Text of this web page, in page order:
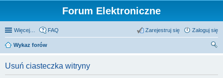
Forum Elektroniczne
Więcej… FAQ Zaloguj się
Zarejestruj się
Wykaz forów
Usuń ciasteczka witryny